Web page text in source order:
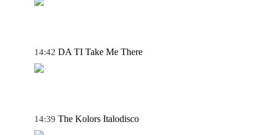
14:42 DA TI Take Me There
14:39 The Kolors Italodisco